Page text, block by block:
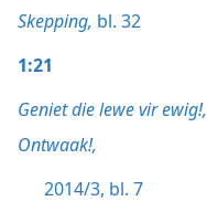
Skepping, bl. 32
1:21
Geniet die lewe vir ewig!,
Ontwaak!,
2014/3, bl. 7